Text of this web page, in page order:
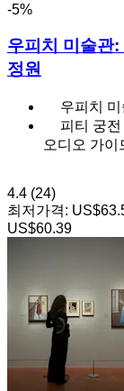
-5%
우피치 미술관:
정원
우피치
피티 궁
오디오 가이
4.4 (24)
최저가격:
US$60.39